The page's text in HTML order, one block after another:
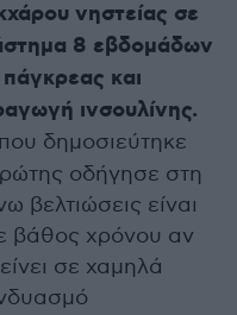
νηστείας σε
8 εβδομάδων
και
ινσουλίνης.
που δημοσιεύτηκε
οδήγησε στη
βελτιώσεις είναι
βάθος χρόνου αν
σε χαμηλά